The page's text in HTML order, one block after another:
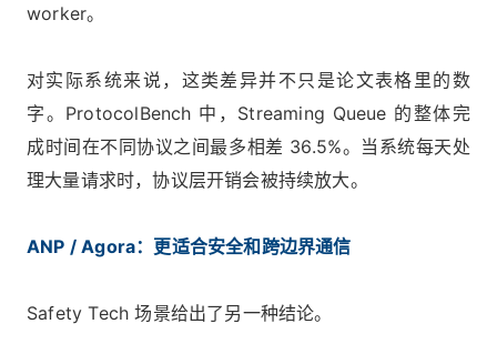
worker。
对实际系统来说，这类差异并不只是论文表格里的数
字。ProtocolBench 中，Streaming Queue 的整体完
成时间在不同协议之间最多相差 36.5%。当系统每天处
理大量请求时，协议层开销会被持续放大。
ANP / Agora：更适合安全和跨边界通信
Safety Tech 场景给出了另一种结论。